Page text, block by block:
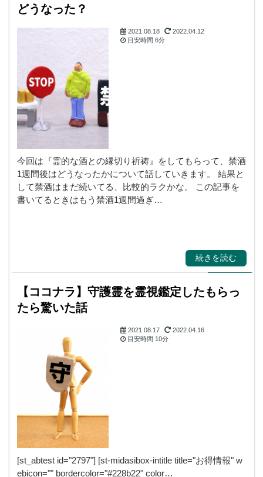
どうなった？
霊視・守護霊・スピ
2021.08.18
2022.04.12
目安時間 6分
今回は『霊的な酒との縁切り祈祷』をしてもらって、禁酒
1週間後はどうなったかについて話していきます。 結果と
して禁酒はまだ続いてる、比較的ラクかな。 この記事を
書いてるときはもう禁酒1週間過ぎ…
続きを読む
【ココナラ】守護霊を霊視鑑定したもらっ
たら驚いた話
霊視・守護霊・スピ
リチャル
2021.08.17
2022.04.16
目安時間 10分
[st_abtest id="2797"] [st-midasibox-intitle title="お得情報" w
ebicon="" bordercolor="#228b22" color…